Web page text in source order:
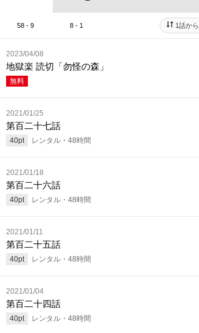
58 - 9 8 - 1 1話から
2023/04/08
地獄楽 読切「勿怪の森」
無料
2021/01/25
第百二十七話
40pt レンタル・ 48時間
2021/01/18
第百二十六話
40pt レンタル・ 48時間
2021/01/11
第百二十五話
40pt レンタル・ 48時間
2021/01/04
第百二十四話
40pt レンタル・ 48時間